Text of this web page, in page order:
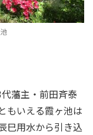
藩主・前田斉泰
もいえる霞ヶ池は
巳用水から引き込